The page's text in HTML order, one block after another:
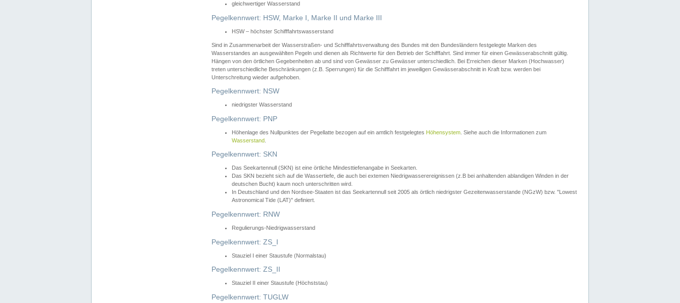
gleichwertiger Wasserstand
Pegelkennwert: HSW, Marke I, Marke II und Marke III
HSW – höchster Schifffahrtswasserstand
Sind in Zusammenarbeit der Wasserstraßen- und Schifffahrtsverwaltung des Bundes mit den Bundesländern festgelegte Marken des
Wasserstandes an ausgewählten Pegeln und dienen als Richtwerte für den Betrieb der Schifffahrt. Sind immer für einen Gewässerabschnitt gültig.
Hängen von den örtlichen Gegebenheiten ab und sind von Gewässer zu Gewässer unterschiedlich. Bei Erreichen dieser Marken (Hochwasser)
treten unterschiedliche Beschränkungen (z.B. Sperrungen) für die Schifffahrt im jeweiligen Gewässerabschnitt in Kraft bzw. werden bei
Unterschreitung wieder aufgehoben.
Pegelkennwert: NSW
niedrigster Wasserstand
Pegelkennwert: PNP
Höhenlage des Nullpunktes der Pegellatte bezogen auf ein amtlich festgelegtes Höhensystem . Siehe auch die Informationen zum
Wasserstand
Pegelkennwert: SKN
Das Seekartennull (SKN) ist eine örtliche Mindesttiefenangabe in Seekarten.
Das SKN bezieht sich auf die Wassertiefe, die auch bei extemen Niedrigwasserereignissen (z.B bei anhaltenden ablandigen Winden in der
deutschen Bucht) kaum noch unterschritten wird.
In Deutschland und den Nordsee-Staaten ist das Seekartennull seit 2005 als örtlich niedrigster Gezeitenwasserstande (NGzW) bzw. "Lowest
Astronomical Tide (LAT)" definiert.
Pegelkennwert: RNW
Regulierungs-Niedrigwasserstand
Pegelkennwert: ZS_I
Stauziel I einer Staustufe (Normalstau)
Pegelkennwert: ZS_II
Stauziel II einer Staustufe (Höchststau)
Pegelkennwert: TUGLW